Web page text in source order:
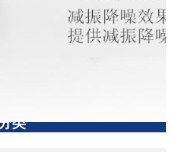
类